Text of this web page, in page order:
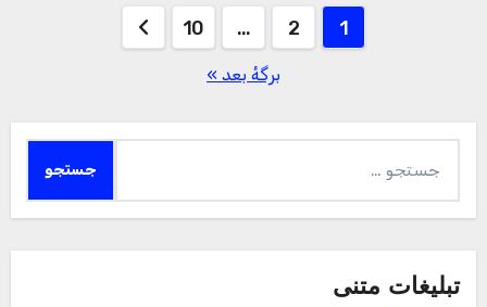
صفحه‌بندی
1
2
…
10
برگهٔ بعد »
برای:
تبلیغات متنی